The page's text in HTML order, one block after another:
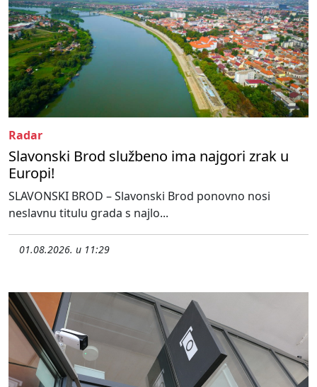
Radar
Slavonski Brod službeno ima najgori zrak u
Europi!
SLAVONSKI BROD – Slavonski Brod ponovno nosi
neslavnu titulu grada s najlo...
01.08.2026. u 11:29